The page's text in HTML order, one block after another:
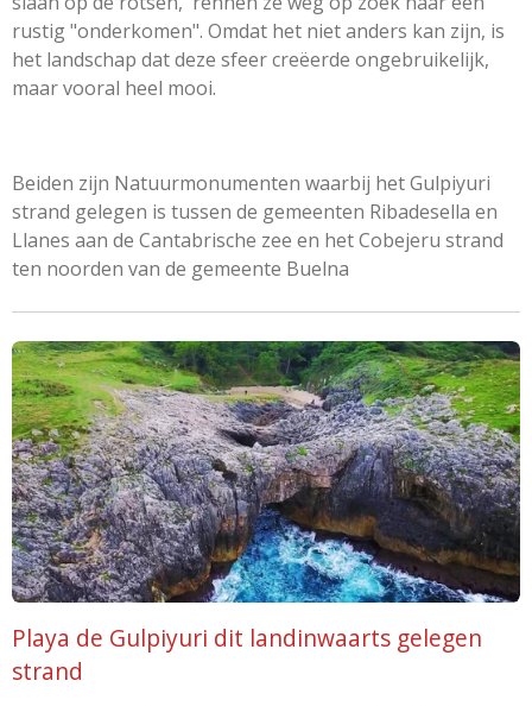
rustig "onderkomen". Omdat het niet anders kan zijn, is
het landschap dat deze sfeer creëerde ongebruikelijk,
maar vooral heel mooi.
Beiden zijn Natuurmonumenten waarbij het Gulpiyuri
strand gelegen is tussen de gemeenten Ribadesella en
Llanes aan de Cantabrische zee en het Cobejeru strand
ten noorden van de gemeente Buelna
Playa de Gulpiyuri dit landinwaarts gelegen
strand